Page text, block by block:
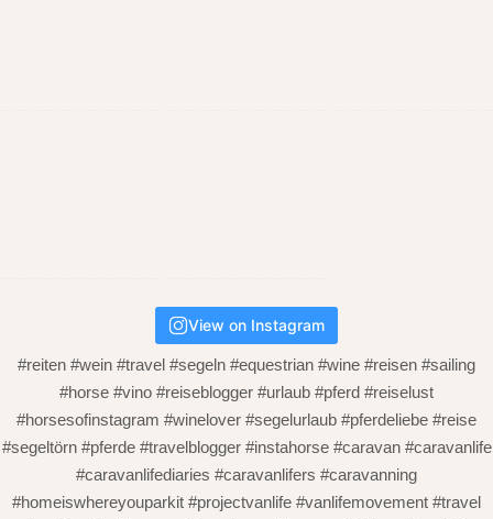
View on Instagram
#reiten #wein #travel #segeln #equestrian #wine #reisen #sailing
#horse #vino #reiseblogger #urlaub #pferd #reiselust
#horsesofinstagram #winelover #segelurlaub #pferdeliebe #reise
#segeltörn #pferde #travelblogger #instahorse #caravan #caravanlife
#caravanlifediaries #caravanlifers #caravanning
#homeiswhereyouparkit #projectvanlife #vanlifemovement #travel